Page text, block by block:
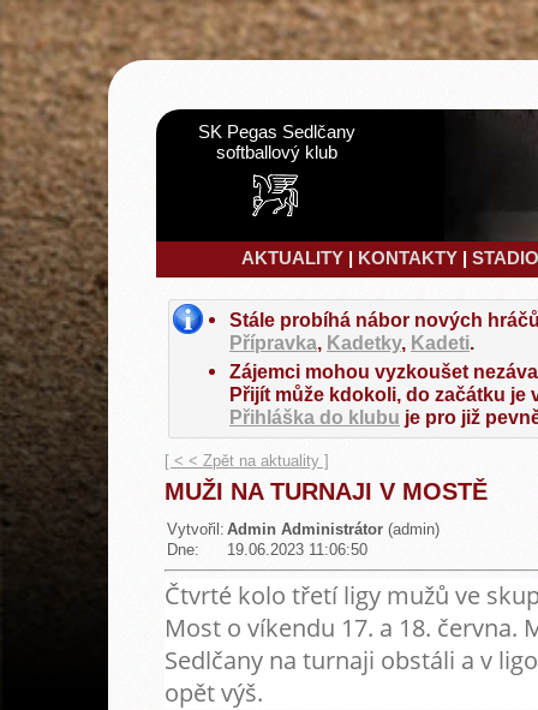
SK Pegas Sedlčany
softballový klub
AKTUALITY | KONTAKTY |
Stále probíhá nábor nových
Přípravka, Kadetky, Kadeti.
Zájemci mohou vyzkoušet
Přijít může kdokoli, do začátku je
Přihláška do klubu je pro již
[ < < Zpět na aktuality ]
MUŽI NA TURNAJI V MOSTĚ
Vytvořil: Admin Administrátor (admin)
Dne:
19.06.2023 11:06:50
Čtvrté kolo třetí ligy mužů ve
Most o víkendu 17. a 18. června.
Sedlčany na turnaji obstáli a v
opět výš.